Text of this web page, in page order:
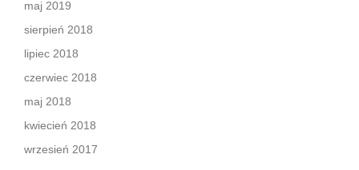
maj 2019
sierpień 2018
lipiec 2018
czerwiec 2018
maj 2018
kwiecień 2018
wrzesień 2017